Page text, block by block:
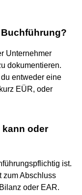
Buchführung?
Unternehmer
dokumentieren.
entweder eine
EÜR, oder
kann oder
ist.
zum Abschluss
oder EAR.